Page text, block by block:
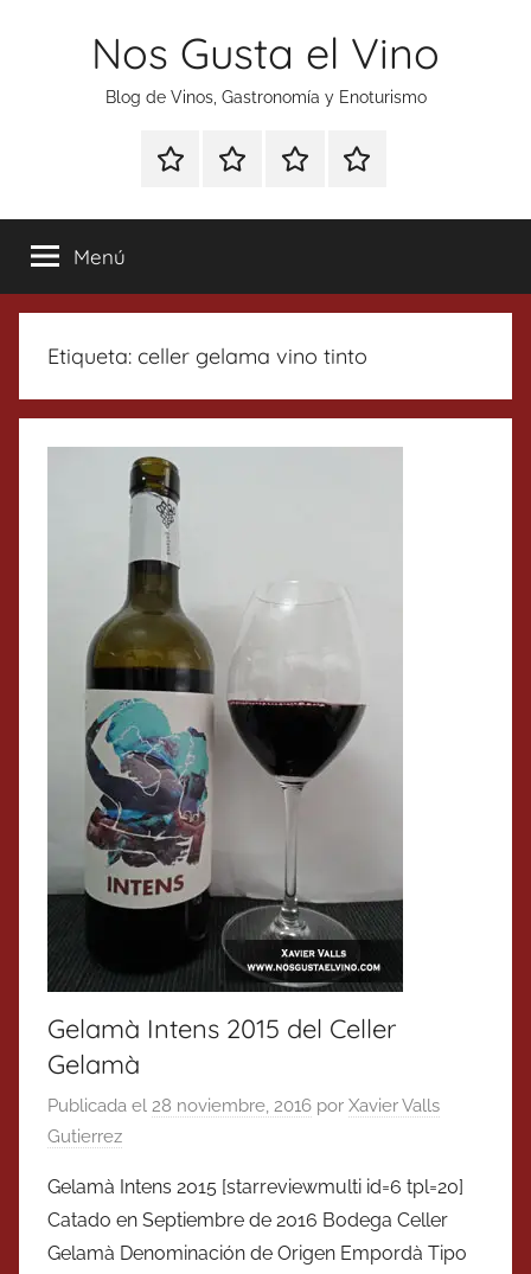
Nos Gusta el Vino
Blog de Vinos, Gastronomía y Enoturismo
Especial
Tonics
Enoturismo
Gastronomía
RankingContacto
Menú
Etiqueta: celler gelama vino tinto
Gelamà Intens 2015 del Celler
Gelamà
Publicada el 28 noviembre, 2016 por Xavier Valls
Gutierrez
Gelamà Intens 2015 [starreviewmulti id=6 tpl=20]
Catado en Septiembre de 2016 Bodega Celler
Gelamà Denominación de Origen Empordà Tipo